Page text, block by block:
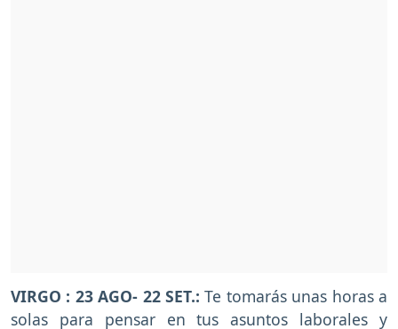
VIRGO : 23 AGO- 22 SET.: Te tomarás unas horas a
solas para pensar en tus asuntos laborales y